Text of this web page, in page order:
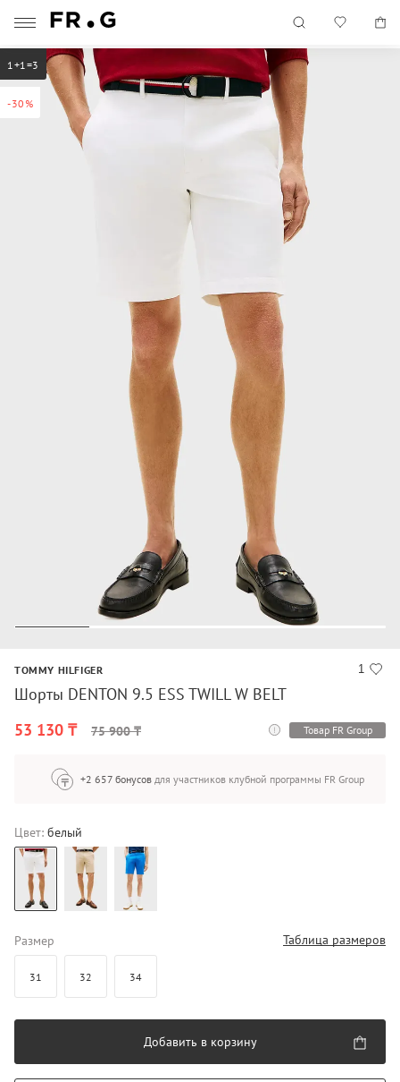
-30%
1+1=3
1
TOMMY HILFIGER
Шорты DENTON 9.5 ESS TWILL W BELT
53 130 ₸
75 900 ₸ Товар FR Group
+2 657 бонусов для участников клубной программы FR Group
Цвет: белый
Размер Таблица размеров
31 32 34
Добавить в корзину